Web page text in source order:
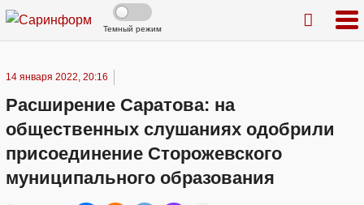
Темный режим
14 января 2022, 20:16
Расширение Саратова: на
общественных слушаниях одобрили
присоединение Сторожевского
муниципального образования